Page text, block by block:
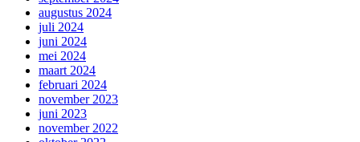
augustus 2024
juli 2024
juni 2024
mei 2024
maart 2024
februari 2024
november 2023
juni 2023
november 2022